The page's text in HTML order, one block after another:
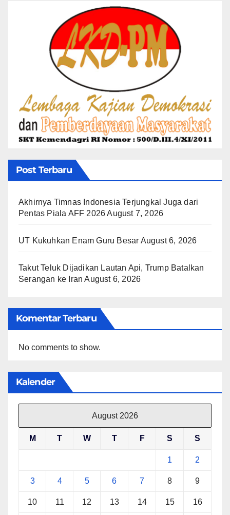
Post Terbaru
Akhirnya Timnas Indonesia Terjungkal Juga dari
Pentas Piala AFF 2026 August 7, 2026
UT Kukuhkan Enam Guru Besar August 6, 2026
Takut Teluk Dijadikan Lautan Api, Trump Batalkan
Serangan ke Iran August 6, 2026
Komentar Terbaru
No comments to show.
Kalender
August 2026
M T W T F S S
1 2
3 4 5 6 7 8 9
10 11 12 13 14 15 16